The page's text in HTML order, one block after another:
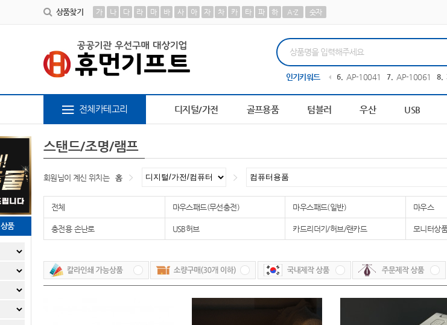
상품찾기 가 나 다 라 마 바 사 아 자 차 카 타 파 하 A-Z 숫자
인기키워드
장바구니 AP-100048 책갈피 피트 텀블러 5 담요 6 AP-100413 7 AP-100616 8
전체카테고리 디지털/가전 골프용품 텀블러 우산 USB
품
스탠드/조명/램프
회원님이 계신 위치는 홈
전체 마우스패드(무선충전) 마우스패드(일반) 마우스
충전용 손난로 USB허브 카드리더기/허브/랜카드 모니터상품